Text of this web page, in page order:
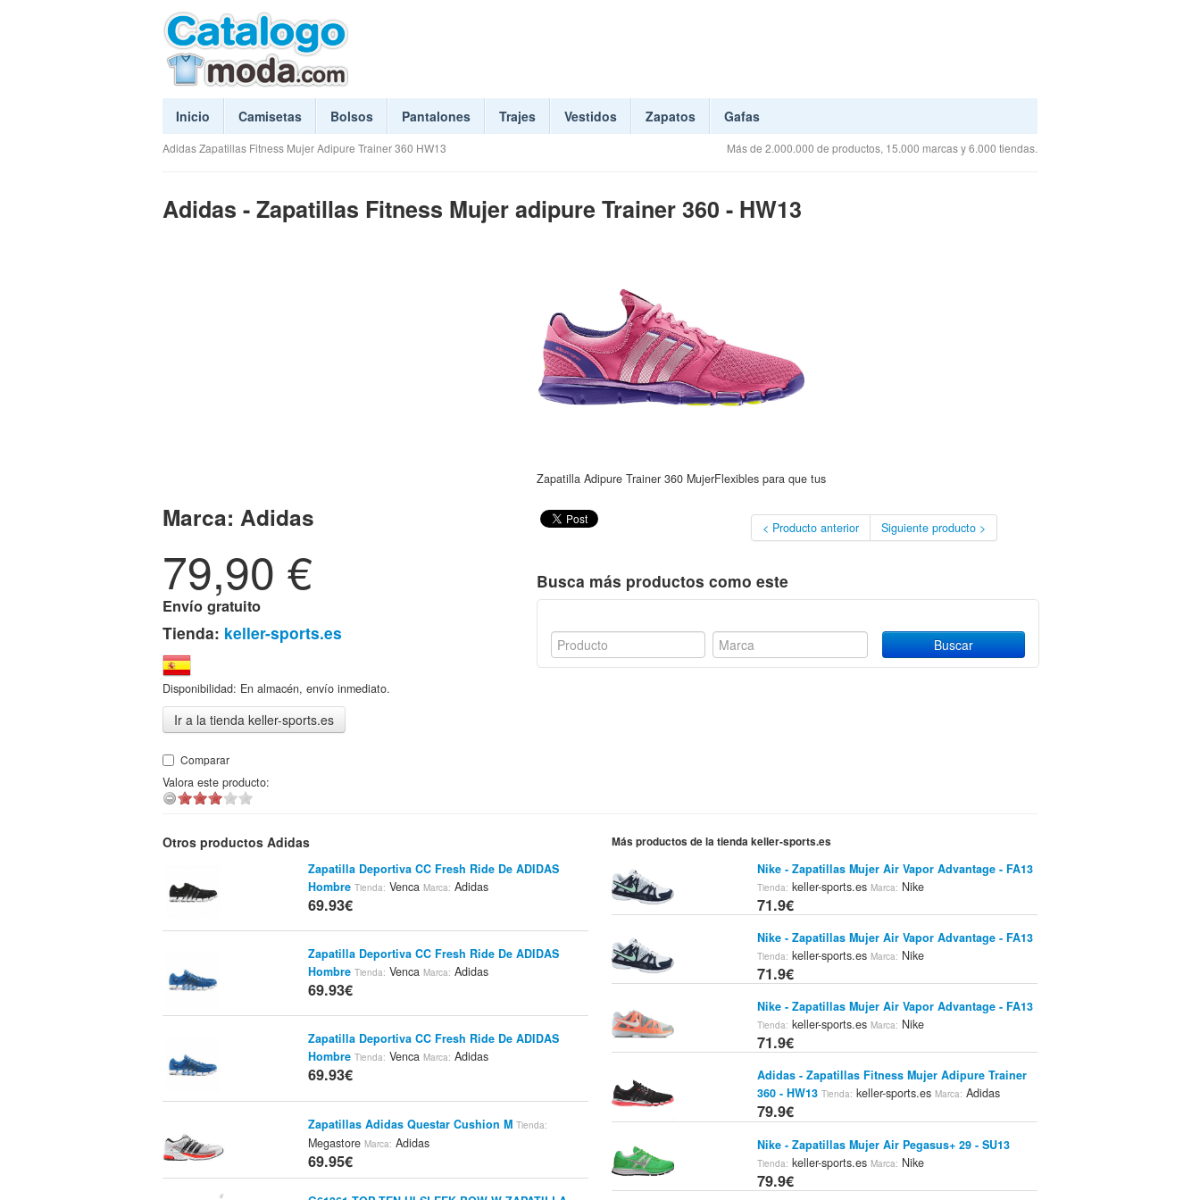
Inicio Camisetas Bolsos Pantalones Trajes Vestidos Zapatos Gafas
Adidas Zapatillas Fitness Mujer Adipure Trainer 360 HW13 Más de 2.000.000 de productos, 15.000 marcas y 6.000 tiendas.
Adidas - Zapatillas Fitness Mujer adipure Trainer 360 - HW13
Marca: Adidas
79,90 €
Envío gratuito
Tienda: keller-sports.es
Disponibilidad: En almacén, envío inmediato.
Ir a la tienda keller-sports.es
Comparar
Valora este producto:
Zapatilla Adipure Trainer 360 MujerFlexibles para que tus
< Producto anterior Siguiente producto >
Busca más productos como este
Otros productos Adidas
Zapatilla Deportiva CC Fresh Ride De ADIDAS
Hombre Tienda: VencaMarca: Adidas
69.93€
Zapatilla Deportiva CC Fresh Ride De ADIDAS
Hombre Tienda: VencaMarca: Adidas
69.93€
Zapatilla Deportiva CC Fresh Ride De ADIDAS
Hombre Tienda: VencaMarca: Adidas
69.93€
Zapatillas Adidas Questar Cushion M Tienda:
MegastoreMarca: Adidas
69.95€
Más productos de la tienda keller-sports.es
Nike - Zapatillas Mujer Air Vapor Advantage - FA13
Tienda: keller-sports.es Marca: Nike
71.9€
Nike - Zapatillas Mujer Air Vapor Advantage - FA13
Tienda: keller-sports.es Marca: Nike
71.9€
Nike - Zapatillas Mujer Air Vapor Advantage - FA13
Tienda: keller-sports.es Marca: Nike
71.9€
Adidas - Zapatillas Fitness Mujer Adipure Trainer
360 - HW13 Tienda: keller-sports.es Marca: Adidas
79.9€
Nike - Zapatillas Mujer Air Pegasus+ 29 - SU13
Tienda: keller-sports.es Marca: Nike
79.9€